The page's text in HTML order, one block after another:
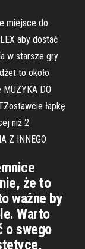
miejsce do
aby dostać
w starsze gry
to około
DO
łapkę
niż 2
Z INNEGO
że to
ważne by
Warto
o swego